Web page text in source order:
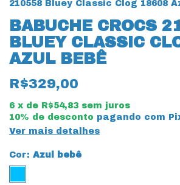
210558 Bluey Classic Clog 18608
BABUCHE CROCS
BLUEY CLASSIC
AZUL BEBÊ
R$329,00
6 x de R$54,83 sem juros
10% de desconto pagando com
Ver mais detalhes
Cor: Azul bebê